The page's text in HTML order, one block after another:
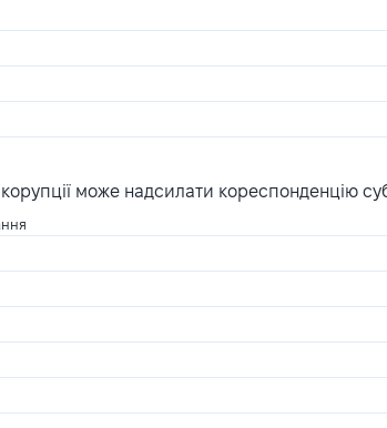
може надсилати кореспонденцію